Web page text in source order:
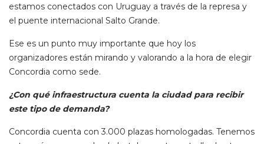
estamos conectados con Uruguay a través de la represa y
el puente internacional Salto Grande.
Ese es un punto muy importante que hoy los
organizadores están mirando y valorando a la hora de elegir
Concordia como sede.
¿Con qué infraestructura cuenta la ciudad para recibir
este tipo de demanda?
Concordia cuenta con 3.000 plazas homologadas. Tenemos